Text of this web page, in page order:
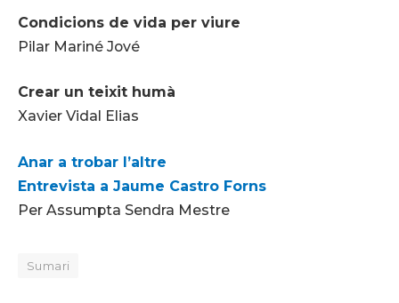
Condicions de vida per viure
Pilar Mariné Jové
Crear un teixit humà
Xavier Vidal Elias
Anar a trobar l’altre
Entrevista a Jaume Castro Forns
Per Assumpta Sendra Mestre
Sumari